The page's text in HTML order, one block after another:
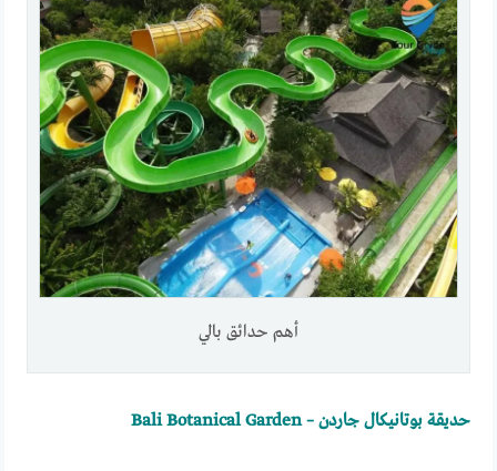
أهم حدائق بالي
حديقة بوتانيكال جاردن – Bali Botanical Garden